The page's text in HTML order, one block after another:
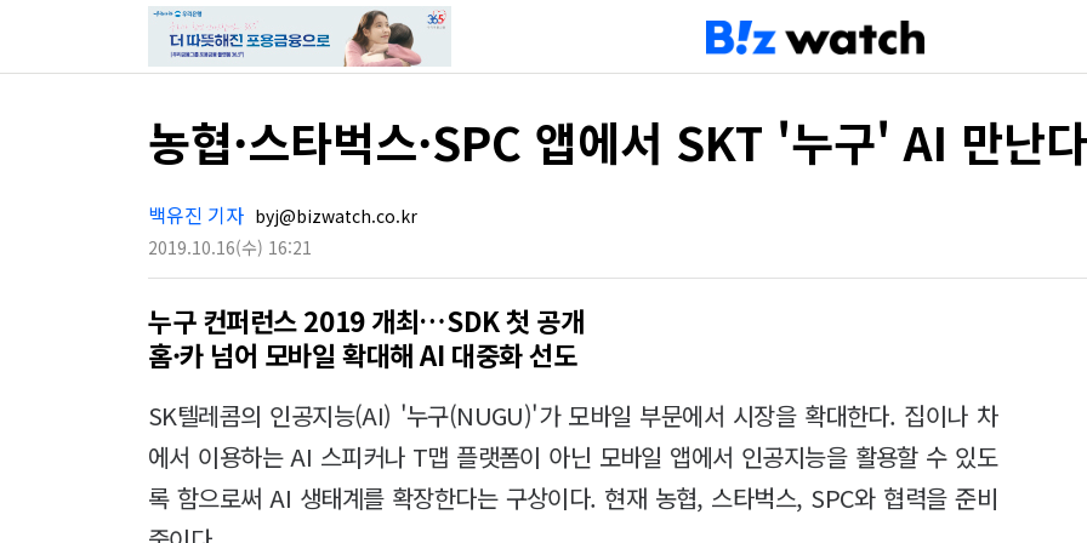
농협·스타벅스·SPC 앱에서 SKT '누구' AI 만난다
백유진 기자 byj@bizwatch.co.kr
2019.10.16(수) 16:21
누구 컨퍼런스 2019 개최…SDK 첫 공개
홈·카 넘어 모바일 확대해 AI 대중화 선도
SK텔레콤의 인공지능(AI) '누구(NUGU)'가 모바일 부문에서 시장을 확대한다. 집이나 차
에서 이용하는 AI 스피커나 T맵 플랫폼이 아닌 모바일 앱에서 인공지능을 활용할 수 있도
록 함으로써 AI 생태계를 확장한다는 구상이다. 현재 농협, 스타벅스, SPC와 협력을 준비